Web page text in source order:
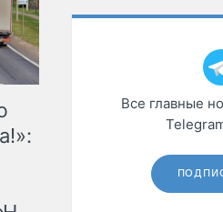
Все главные